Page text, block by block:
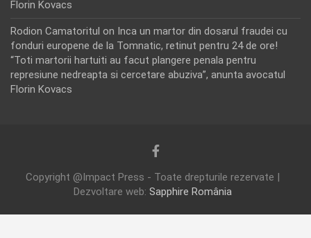
Florin Kovacs
Rodion Camatoritul on Inca un martor din dosarul fraudei cu
fonduri europene de la Tomnatic, retinut pentru 24 de ore!
“Toti martorii hartuiti au facut plangere penala pentru
represiune nedreapta si cercetare abuziva”, anunta avocatul
Florin Kovacs
Copyright @Impact Press - Toate drepturile rezervate |
Dezvoltare web: Sapphire România